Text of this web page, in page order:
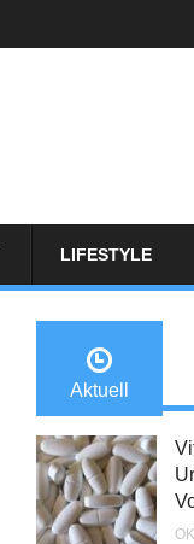
LIFESTYLE
Aktuell